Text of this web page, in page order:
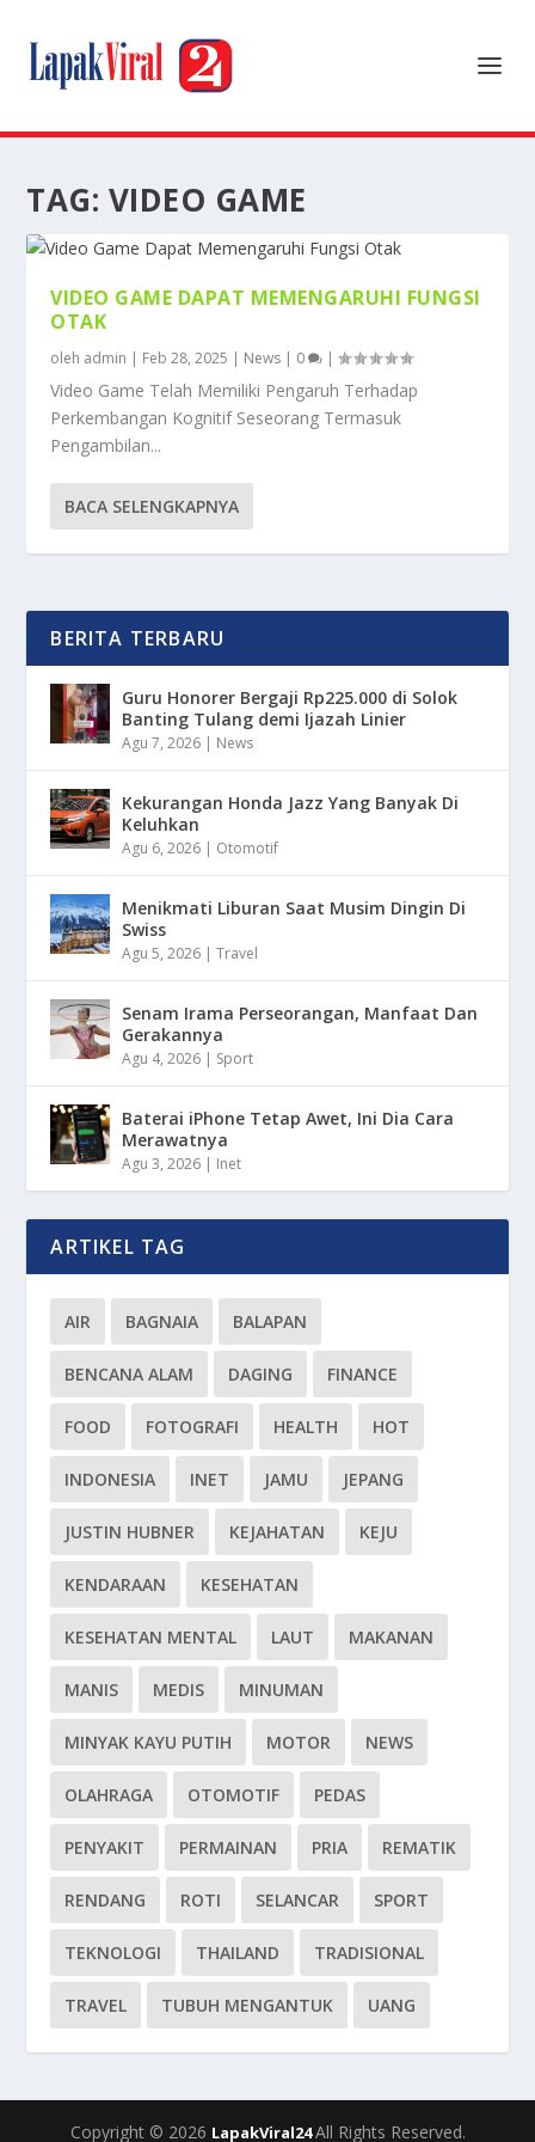
TAG: VIDEO GAME
VIDEO GAME DAPAT MEMENGARUHI FUNGSI
OTAK
oleh admin | Feb 28, 2025 | News | 0 |
Video Game Telah Memiliki Pengaruh Terhadap
Perkembangan Kognitif Seseorang Termasuk
Pengambilan...
BACA SELENGKAPNYA
BERITA TERBARU
Guru Honorer Bergaji Rp225.000 di Solok
Banting Tulang demi Ijazah Linier
Agu 7, 2026 | News
Kekurangan Honda Jazz Yang Banyak Di
Keluhkan
Agu 6, 2026 | Otomotif
Menikmati Liburan Saat Musim Dingin Di
Swiss
Agu 5, 2026 |Travel
Senam Irama Perseorangan, Manfaat Dan
Gerakannya
Agu 4, 2026 | Sport
Baterai iPhone Tetap Awet, Ini Dia Cara
Merawatnya
Agu 3, 2026 | Inet
ARTIKEL TAG
AIR BAGNAIA BALAPAN
BENCANA ALAM DAGING FINANCE
FOOD FOTOGRAFI HEALTH HOT
INDONESIA INET JAMU JEPANG
JUSTIN HUBNER KEJAHATAN KEJU
KENDARAAN KESEHATAN
KESEHATAN MENTAL LAUT MAKANAN
MANIS MEDIS MINUMAN
MINYAK KAYU PUTIH MOTOR NEWS
OLAHRAGA OTOMOTIF PEDAS
PENYAKIT PERMAINAN PRIA REMATIK
RENDANG ROTI SELANCAR SPORT
TEKNOLOGI THAILAND TRADISIONAL
TRAVEL TUBUH MENGANTUK UANG
Copyright © 2026 LapakViral24All Rights Reserved.